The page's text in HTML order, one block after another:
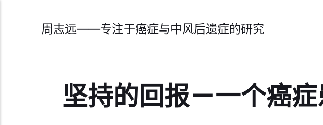
周志远——专注于癌症与中风后遗症的研究
坚持的回报－一个癌